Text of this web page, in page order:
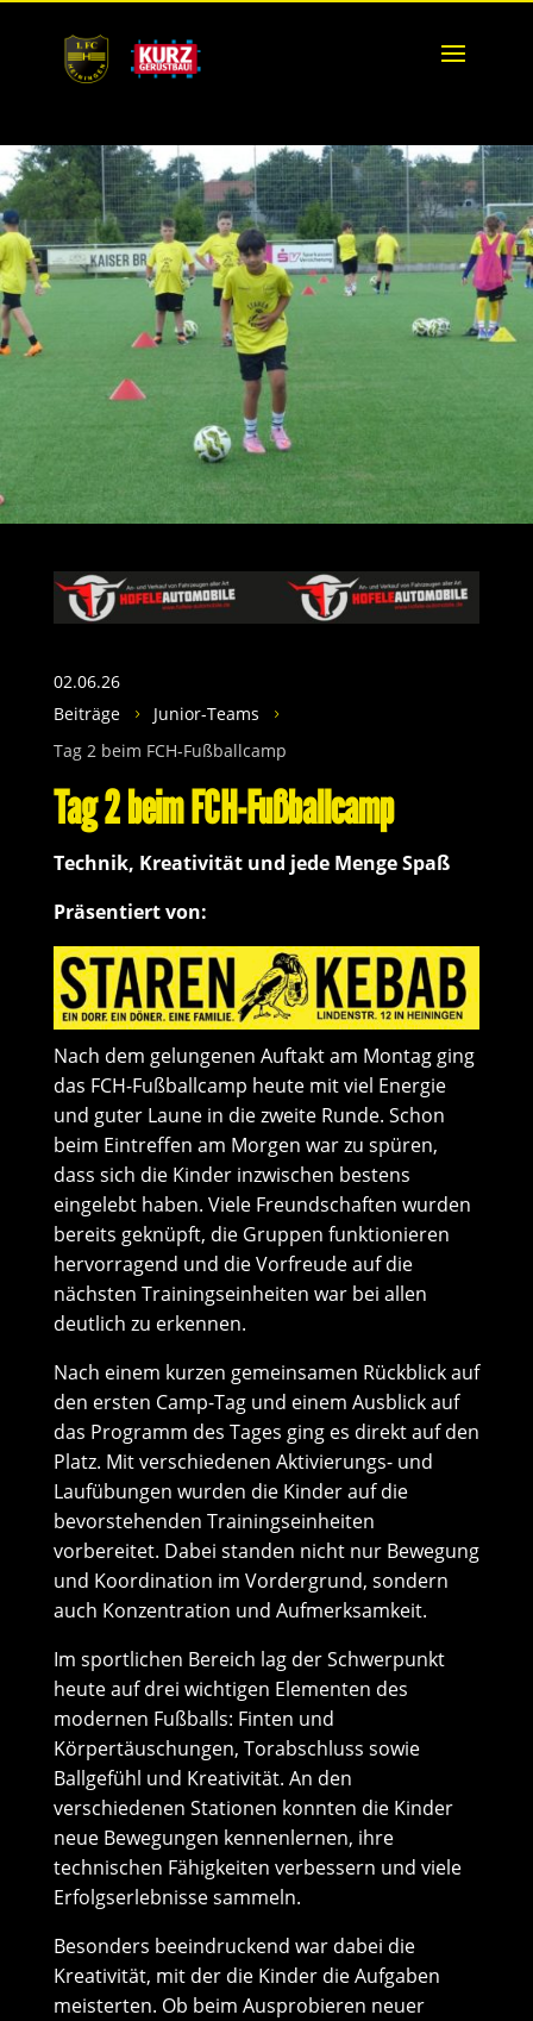
02.06.26
Beiträge
5 Junior-Teams 5
Tag 2 beim FCH-Fußballcamp
Tag 2 beim FCH-Fußballcamp
Technik, Kreativität und jede Menge Spaß
Präsentiert von:
Nach dem gelungenen Auftakt am Montag ging
das FCH-Fußballcamp heute mit viel Energie
und guter Laune in die zweite Runde. Schon
beim Eintreffen am Morgen war zu spüren,
dass sich die Kinder inzwischen bestens
eingelebt haben. Viele Freundschaften wurden
bereits geknüpft, die Gruppen funktionieren
hervorragend und die Vorfreude auf die
nächsten Trainingseinheiten war bei allen
deutlich zu erkennen.
Nach einem kurzen gemeinsamen Rückblick auf
den ersten Camp-Tag und einem Ausblick auf
das Programm des Tages ging es direkt auf den
Platz. Mit verschiedenen Aktivierungs- und
Laufübungen wurden die Kinder auf die
bevorstehenden Trainingseinheiten
vorbereitet. Dabei standen nicht nur Bewegung
und Koordination im Vordergrund, sondern
auch Konzentration und Aufmerksamkeit.
Im sportlichen Bereich lag der Schwerpunkt
heute auf drei wichtigen Elementen des
modernen Fußballs: Finten und
Körpertäuschungen, Torabschluss sowie
Ballgefühl und Kreativität. An den
verschiedenen Stationen konnten die Kinder
neue Bewegungen kennenlernen, ihre
technischen Fähigkeiten verbessern und viele
Erfolgserlebnisse sammeln.
Besonders beeindruckend war dabei die
Kreativität, mit der die Kinder die Aufgaben
meisterten. Ob beim Ausprobieren neuer